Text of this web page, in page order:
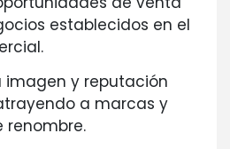
establecidos en el
imagen y reputación
a marcas y
renombre.